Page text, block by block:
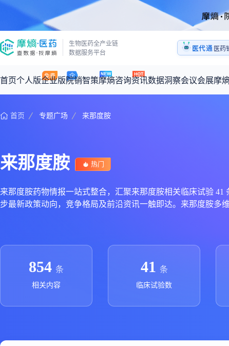
生物医药全产业链
数据服务平台
医代通
医药
1:1
医药
首页个人版企业版院销智策摩熵咨询
咨询服务
产品立项评估及管线规划
产业/行业调研
投资决策与交易估值
“十五五”战略
资讯
摩熵原创
深度分析
政策法规
投融资
注册审批
时讯
科普
数据洞察
数据中心
基于市场数据，为您提供全面的市场趋势分析与决策支持
政策法规
药品生产企业
会议会展摩
回放
王中健
首页 专题广场 来那度胺
来那度胺 热门
来那度胺药物情报一站式整合，汇聚来那度胺相关临床试验 41
步最新政策动向，竞争格局及前沿资讯一触即达。来那度胺多
854 条
相关内容
41 条
临床试验数